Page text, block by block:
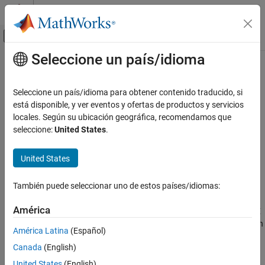
Saltar al contenido
Mostrar/ocultar menú de navegación
Inicio de Documentación
Interfaces de lenguaje externas
COM con MATLAB
Utilizar objetos de COM en MATLAB
actxserver
EN ESTA PÁGINA
Sintaxis
Ejemplos
Argumentos de entrada
Contenido principal
actxserver
Crear un servidor de COM
contraer todo en la página
c = actxserver(progid)
Descripción
c= actxserver(
crea un servidor de automatización OLE
(ProgID) de un
servidor de COM compatible con OLE. La función devuelve un
identificador para la interfaz predeterminada del servidor.
Seleccione un país/idioma
Seleccione un país/idioma para obtener contenido traducido, si
está disponible, y ver eventos y ofertas de productos y servicios
locales. Según su ubicación geográfica, recomendamos que
seleccione:United States.
United States
También puede seleccionar uno de estos países/idiomas:
América
América Latina (Español)
Canada (English)